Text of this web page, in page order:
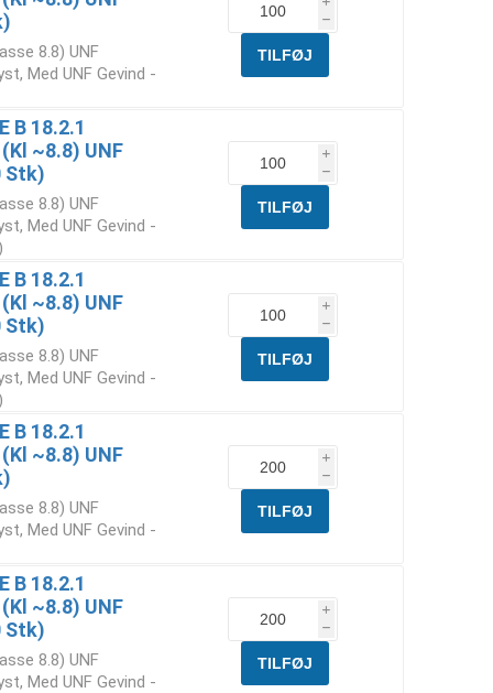
8.8) UNF
Med UNF Gevind -
h
B 18.2.1
~8.8) UNF
Stk)
8.8) UNF
Med UNF Gevind -
i
h
B 18.2.1
~8.8) UNF
Stk)
8.8) UNF
Med UNF Gevind -
i
h
B 18.2.1
~8.8) UNF
8.8) UNF
Med UNF Gevind -
i
h
B 18.2.1
~8.8) UNF
Stk)
8.8) UNF
Med UNF Gevind -
i
h